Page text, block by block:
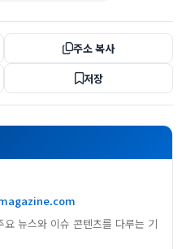
주소 복사
저장
요 뉴스와 이슈 콘텐츠를 다루는 기